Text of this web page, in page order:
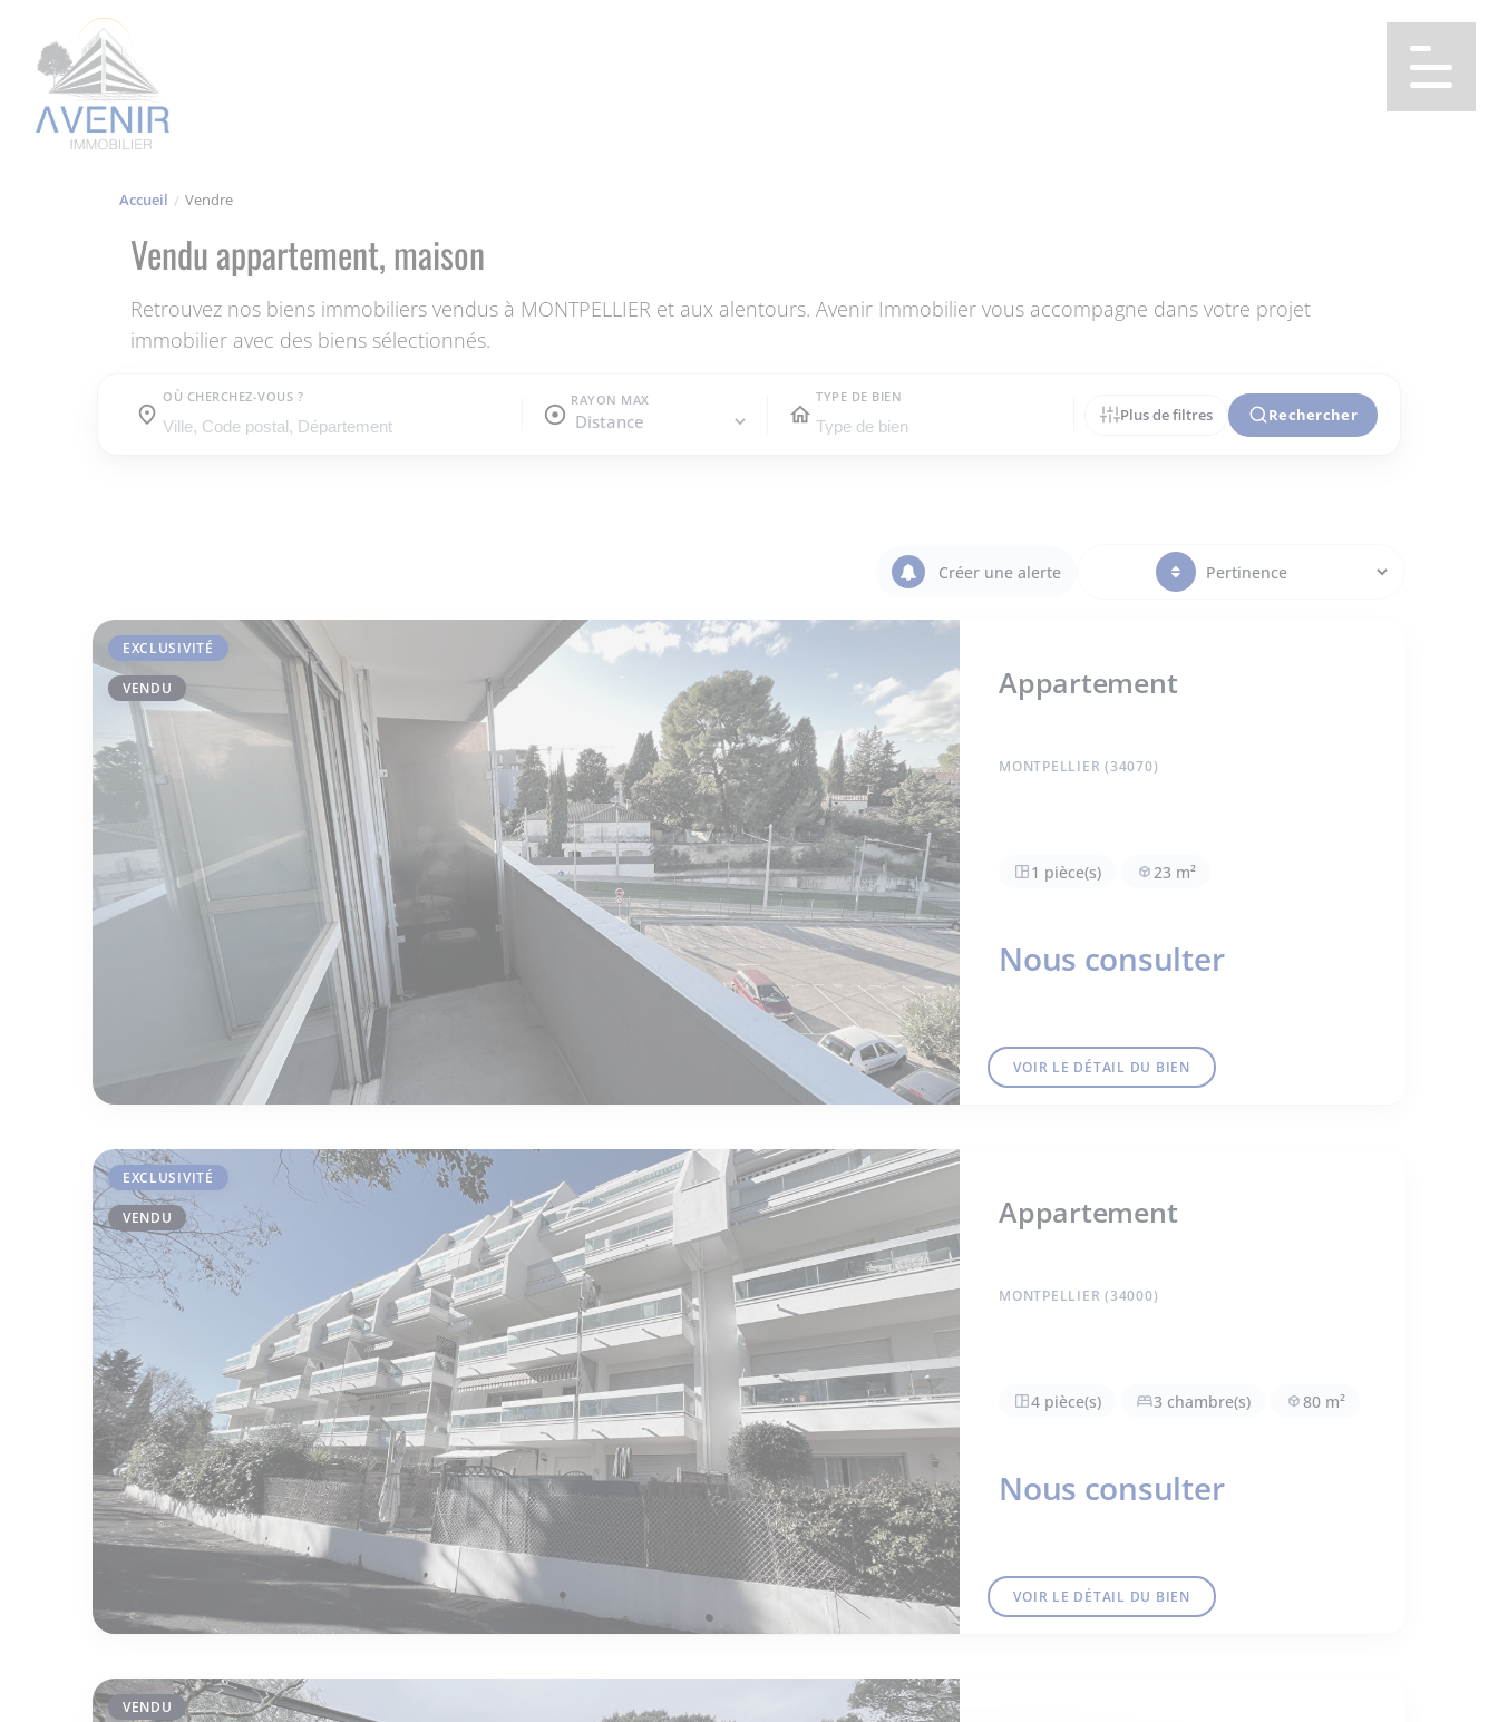
Accueil Vendre
Vendu appartement, maison
Retrouvez nos biens immobiliers vendus à MONTPELLIER et aux alentours. Avenir Immobilier vous accompagne dans votre projet
immobilier avec des biens sélectionnés.
OÙ CHERCHEZ-VOUS ?
Où cherchez-vous ?
RAYON MAX TYPE DE BIEN
Plus de filtres Rechercher
Créer une alerte
EXCLUSIVITÉ
VENDU Appartement
MONTPELLIER (34070)
1 pièce(s) 23 m²
Nous consulter
VOIR LE DÉTAIL DU BIEN
EXCLUSIVITÉ
VENDU Appartement
MONTPELLIER (34000)
4 pièce(s) 3 chambre(s) 80 m²
Nous consulter
VOIR LE DÉTAIL DU BIEN
VENDU